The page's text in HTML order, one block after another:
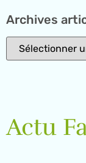
Archives
Actu